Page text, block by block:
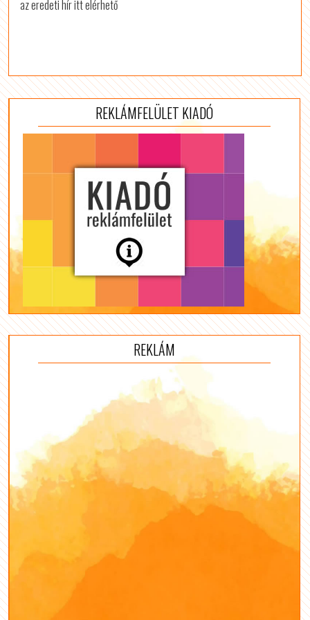
az eredeti hír itt elérhető
REKLÁMFELÜLET KIADÓ
REKLÁM